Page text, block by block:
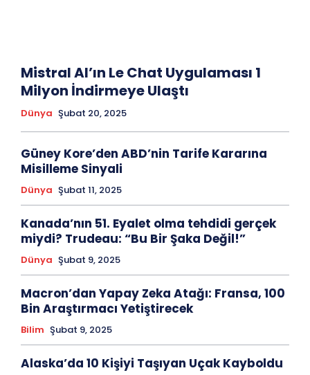
Mistral AI’ın Le Chat Uygulaması 1
Milyon İndirmeye Ulaştı
Dünya Şubat 20, 2025
Güney Kore’den ABD’nin Tarife Kararına
Misilleme Sinyali
Dünya Şubat 11, 2025
Kanada’nın 51. Eyalet olma tehdidi gerçek
miydi? Trudeau: “Bu Bir Şaka Değil!”
Dünya Şubat 9, 2025
Macron’dan Yapay Zeka Atağı: Fransa, 100
Bin Araştırmacı Yetiştirecek
Bilim Şubat 9, 2025
Alaska’da 10 Kişiyi Taşıyan Uçak Kayboldu